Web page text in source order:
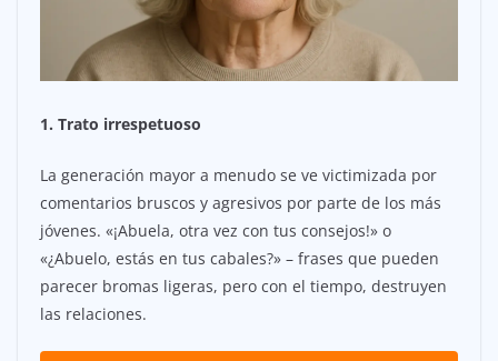
1. Trato irrespetuoso
La generación mayor a menudo se ve victimizada por
comentarios bruscos y agresivos por parte de los más
jóvenes. «¡Abuela, otra vez con tus consejos!» o
«¿Abuelo, estás en tus cabales?» – frases que pueden
parecer bromas ligeras, pero con el tiempo, destruyen
las relaciones.